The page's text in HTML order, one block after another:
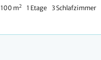
100 m2 1 Etage 3 Schlafzimmer